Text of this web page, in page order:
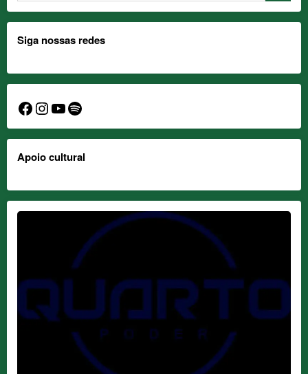
Siga nossas redes
Facebook
Instagram
YouTube
Spotify
Apoio cultural